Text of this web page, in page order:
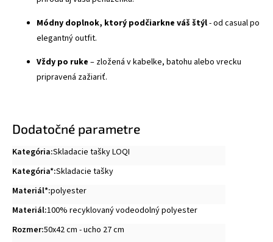
Módny doplnok, ktorý podčiarkne váš štýl- od casual po
elegantný outfit.
Vždy po ruke – zložená v kabelke, batohu alebo vrecku
pripravená zažiariť.
Dodatočné parametre
Kategória:Skladacie tašky LOQI
Kategória*:Skladacie tašky
Materiál*:polyester
Materiál:100% recyklovaný vodeodolný polyester
Rozmer:50x42 cm - ucho 27 cm